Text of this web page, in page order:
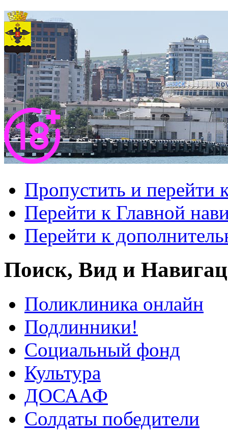
Пропустить и перейти
Перейти к Главной
Перейти к
Поиск, Вид и
Поликлиника онлайн
Подлинники!
Социальный фонд
Культура
ДОСААФ
Солдаты победители